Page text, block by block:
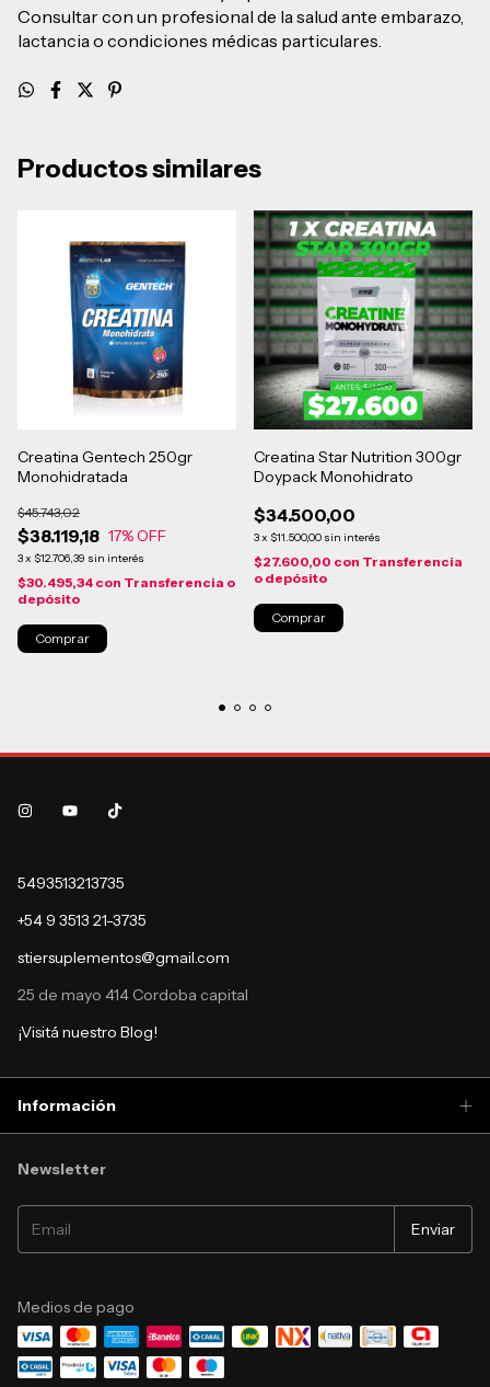
Consultar con un profesional de la salud ante embarazo,
lactancia o condiciones médicas particulares.
Productos similares
Creatina Gentech 250gr
Monohidratada
$38.119,18
$45.743,02
17% OFF
3x $12.706,39 sin interés
$30.495,34 con Transferencia o
depósito
Creatina Star Nutrition 300gr
Doypack Monohidrato
$34.500,00
3x $11.500,00 sin interés
$27.600,00 con Transferencia
o depósito
5493513213735
+54 9 3513 21-3735
stiersuplementos@gmail.com
25 de mayo 414 Cordoba capital
¡Visitá nuestro Blog!
Información
Newsletter
Medios de pago